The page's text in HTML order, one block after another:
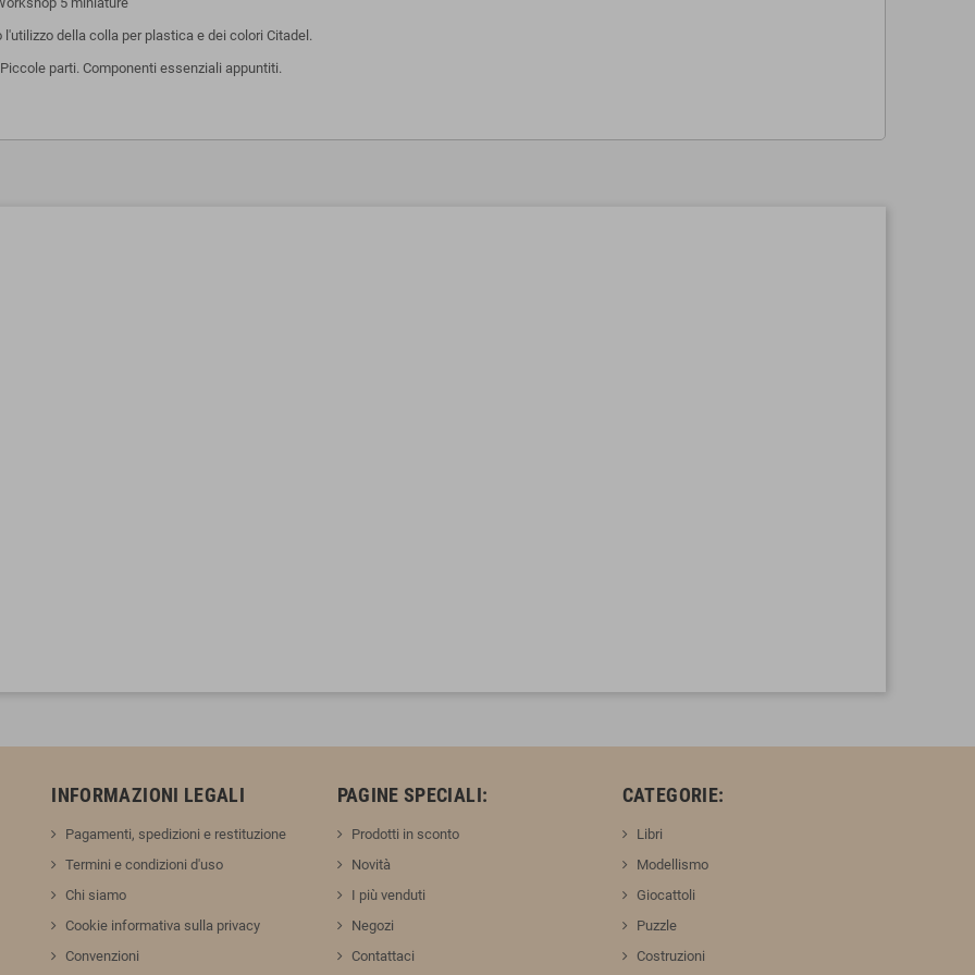
della colla per plastica e dei colori Citadel.
parti. Componenti essenziali appuntiti.
INFORMAZIONI LEGALI
Pagamenti, spedizioni e restituzione
Termini e condizioni d'uso
Chi siamo
Cookie informativa sulla privacy
Convenzioni
PAGINE SPECIALI:
Prodotti in sconto
Novità
I più venduti
Negozi
Contattaci
CATEGORIE:
Libri
Modellismo
Giocattoli
Puzzle
Costruzioni